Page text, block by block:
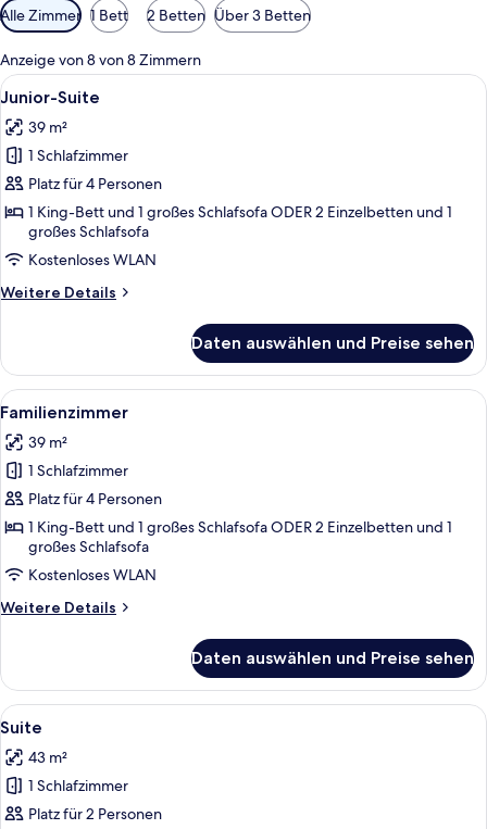
Verfügbare
Filter
für
Zimmer
Alle Zimmer 1 Bett 2 Betten Über 3 Betten
Anzeige von 8 von 8 Zimmern
Alle
Fotos
für
Junior-
Suite
anzeigen
Ein ordentlich eingerichtetes
6
Junior-Suite
39 m²
1 Schlafzimmer
Platz für 4 Personen
1 King-Bett und 1 großes Schlafsofa ODER 2 Einzelbetten und 1
großes Schlafsofa
Kostenloses WLAN
Weitere Details
Weitere
Suite
Daten auswählen und Preise sehen
Alle
Fotos
für
Familienzimmer
anzeigen
Ein Hotelzimmer mit einem Bett,
5
Familienzimmer
39 m²
1 Schlafzimmer
Platz für 4 Personen
1 King-Bett und 1 großes Schlafsofa ODER 2 Einzelbetten und 1
großes Schlafsofa
Kostenloses WLAN
Weitere Details
Weitere
Daten auswählen und Preise sehen
Alle
Fotos
für
Suite
anzeigen
Suite | Minibar, Zimmersafe,
14
Suite
43 m²
1 Schlafzimmer
Platz für 2 Personen